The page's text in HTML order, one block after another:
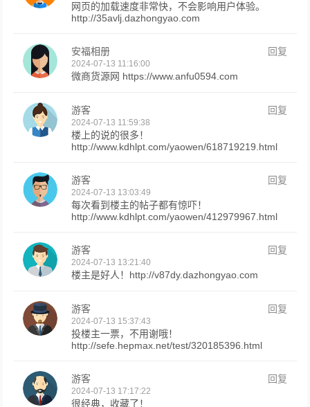
网页的加载速度非常快，不会影响用户体验。
http://35avlj.dazhongyao.com
安福相册 回复
2024-07-13 11:16:00
微商货源网 https://www.anfu0594.com
游客 回复
2024-07-13 11:59:38
楼上的说的很多！
http://www.kdhlpt.com/yaowen/618719219.html
游客 回复
2024-07-13 13:03:49
每次看到楼主的帖子都有惊吓！
http://www.kdhlpt.com/yaowen/412979967.html
游客 回复
2024-07-13 13:21:40
楼主是好人！http://v87dy.dazhongyao.com
游客 回复
2024-07-13 15:37:43
投楼主一票，不用谢哦！
http://sefe.hepmax.net/test/320185396.html
游客 回复
2024-07-13 17:17:22
很经典，收藏了！